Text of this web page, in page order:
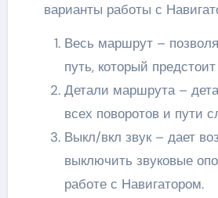
варианты работы с
Весь маршрут –
путь, который
Детали маршрута –
всех поворотов и пути
Выкл/вкл звук – дает
выключить звуковые
работе с Навигатором.